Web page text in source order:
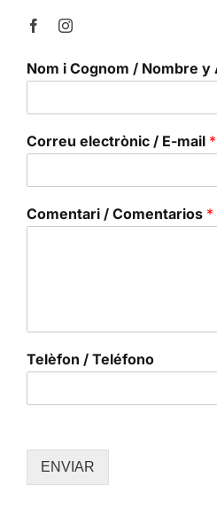
Nom i Cognom / Nombre y
Correu electrònic / E-mail *
Comentari / Comentarios *
Telèfon / Teléfono
ENVIAR